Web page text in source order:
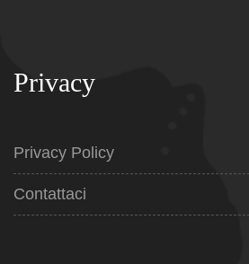
Privacy
Privacy Policy
Contattaci